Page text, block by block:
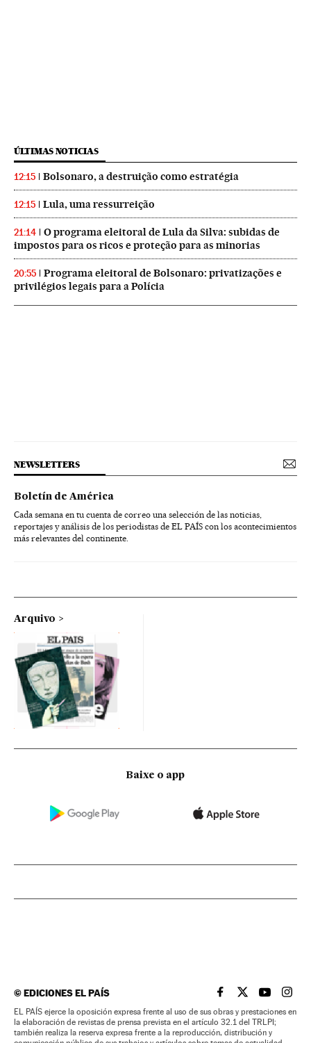
ÚLTIMAS NOTICIAS
12:15 Bolsonaro, a destruição como estratégia
12:15 Lula, uma ressurreição
21:14
O programa eleitoral de Lula da Silva: subidas de
impostos para os ricos e proteção para as minorias
20:55
Programa eleitoral de Bolsonaro: privatizações e
privilégios legais para a Polícia
NEWSLETTERS
Boletín de América
Cada semana en tu cuenta de correo una selección de las noticias,
reportajes y análisis de los periodistas de EL PAÍS con los acontecimientos
más relevantes del continente.
Arquivo
Baixe o app
©EDICIONES EL PAÍS EL PAÍS BRASIL EN
EL PAÍSEL PAÍS
EL
EL PAÍS ejerce la oposición expresa frente al uso de sus obras y prestaciones en
la elaboración de revistas de prensa prevista en el artículo 32.1 del TRLPI;
también realiza la reserva expresa frente a la reproducción, distribución y